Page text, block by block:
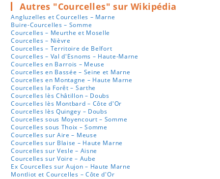
Autres "Courcelles" sur Wikipédia
Angluzelles et Courcelles – Marne
Buire-Courcelles – Somme
Courcelles – Meurthe et Moselle
Courcelles – Nièvre
Courcelles – Territoire de Belfort
Courcelles – Val d'Esnoms – Haute-Marne
Courcelles en Barrois – Meuse
Courcelles en Bassée – Seine et Marne
Courcelles en Montagne – Haute Marne
Courcelles la Forêt – Sarthe
Courcelles lès Châtillon – Doubs
Courcelles lès Montbard – Côte d'Or
Courcelles lès Quingey – Doubs
Courcelles sous Moyencourt – Somme
Courcelles sous Thoix – Somme
Courcelles sur Aire – Meuse
Courcelles sur Blaise – Haute Marne
Courcelles sur Vesle – Aisne
Courcelles sur Voire – Aube
Ex Courcelles sur Aujon – Haute Marne
Montliot et Courcelles – Côte d'Or